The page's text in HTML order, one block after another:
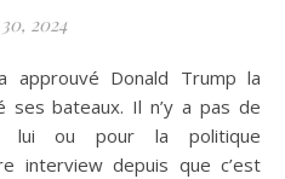
2024
ses bateaux. Il n’y a pas de
lui ou pour la politique
interview depuis que c’est